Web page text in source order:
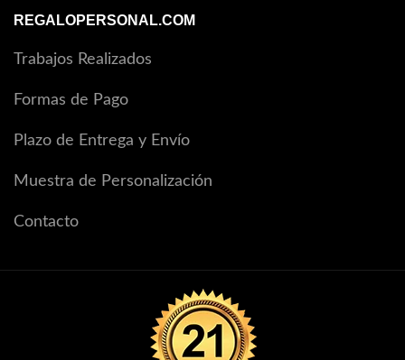
REGALOPERSONAL.COM
Trabajos Realizados
Formas de Pago
Plazo de Entrega y Envío
Muestra de Personalización
Contacto